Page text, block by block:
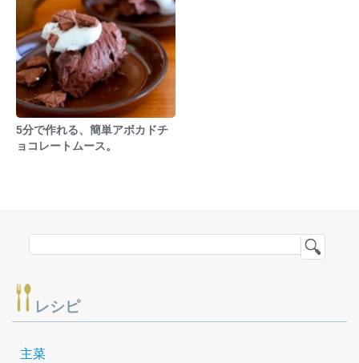
5分で作れる、簡単アボカドチ
ョコレートムース。
レシピ
主菜